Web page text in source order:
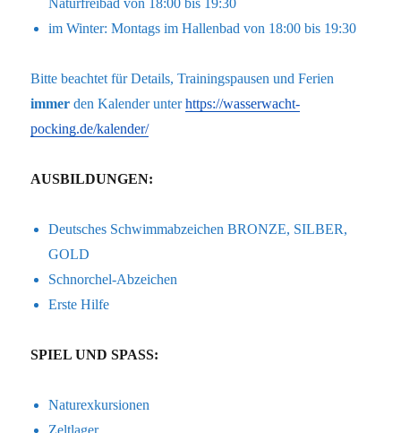
Naturfreibad von 18:00 bis 19:30
im Winter: Montags im Hallenbad von 18:00 bis 19:30
Bitte beachtet für Details, Trainingspausen und Ferien
immer den Kalender unterhttps://wasserwacht-
pocking.de/kalender/
AUSBILDUNGEN:
Deutsches Schwimmabzeichen BRONZE, SILBER,
GOLD
Schnorchel-Abzeichen
Erste Hilfe
SPIEL UND SPASS:
Naturexkursionen
Zeltlager